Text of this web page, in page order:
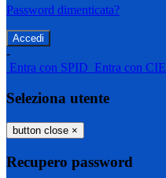
Password dimenticata?
-
Entra con SPID Entra con CIE
Seleziona utente
button close ×
Recupero password